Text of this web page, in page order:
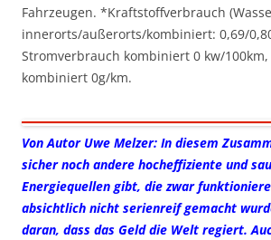
Fahrzeugen. *Kraftstoffverbrauch
innerorts/außerorts/kombiniert: 0,69/
Stromverbrauch kombiniert 0 kw/100km,
kombiniert 0g/km.
Von Autor Uwe Melzer: In diesem
sicher noch andere hocheffiziente und
Energiequellen gibt, die zwar
absichtlich nicht serienreif gemacht
daran, dass das Geld die Welt regiert.